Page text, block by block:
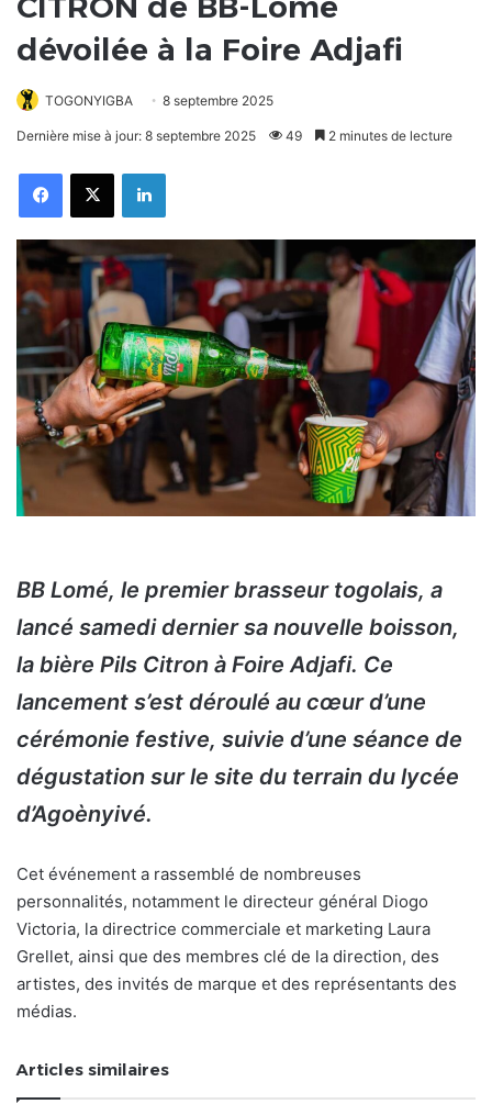
dévoilée à la Foire Adjafi
TOGONYIGBA 8 septembre 2025
Dernière mise à jour: 8 septembre 2025 49 2 minutes de lecture
FacebookX Linkedin
BB Lomé, le premier brasseur togolais, a
lancé samedi dernier sa nouvelle boisson,
la bière Pils Citron à Foire Adjafi. Ce
lancement s’est déroulé au cœur d’une
cérémonie festive, suivie d’une séance de
dégustation sur le site du terrain du lycée
d’Agoènyivé.
Cet événement a rassemblé de nombreuses
personnalités, notamment le directeur général Diogo
Victoria, la directrice commerciale et marketing Laura
Grellet, ainsi que des membres clé de la direction, des
artistes, des invités de marque et des représentants des
médias.
Articles similaires